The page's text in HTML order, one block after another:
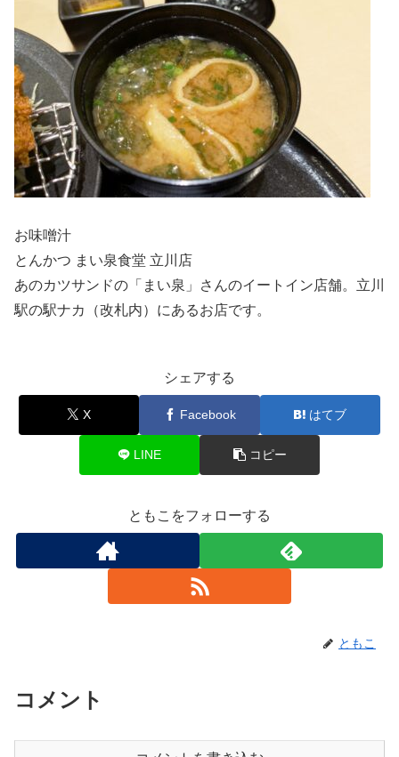
お味噌汁
とんかつ まい泉食堂 立川店
あのカツサンドの「まい泉」さんのイートイン店舗。立川
駅の駅ナカ（改札内）にあるお店です。
シェアする
X Facebook はてブ
LINE コピー
ともこをフォローする
ともこ
コメント